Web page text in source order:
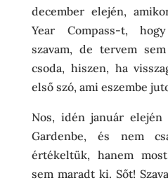
december elején,
Year Compass-t,
szavam, de tervem
csoda, hiszen, ha
első szó, ami eszembe
Nos, idén január
Gardenbe, és nem
értékeltük, hanem
sem maradt ki. Sőt!